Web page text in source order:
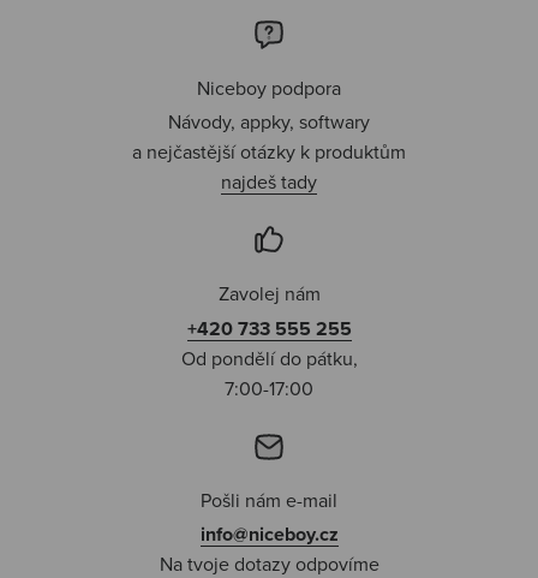
Niceboy podpora
Návody, appky, softwary
a nejčastější otázky k produktům
najdeš tady
Zavolej nám
+420 733 555 255
Od pondělí do pátku,
7:00-17:00
Pošli nám e-mail
info@niceboy.cz
Na tvoje dotazy odpovíme